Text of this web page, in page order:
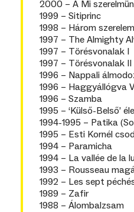
2000 – A Mi
1999 – Sitiprinc
1998 – Három szerelem
1997 – The Almighty
1997 – Törésvonalak I
1997 – Törésvonalak II
1996 – Nappali
1996 – Haggyállógva
1996 – Szamba
1995 – ‘Külső-Belső’
1994-1995 – Patika
1995 – Esti Kornél
1994 – Paramicha
1994 – La vallée de la
1993 – Rousseau
1992 – Les sept
1989 – Zafir
1988 – Álombalzsam